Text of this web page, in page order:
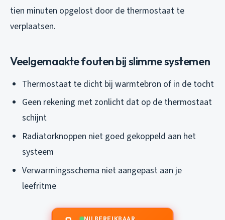
tien minuten opgelost door de thermostaat te
verplaatsen.
Veelgemaakte fouten bij slimme systemen
Thermostaat te dicht bij warmtebron of in de tocht
Geen rekening met zonlicht dat op de thermostaat
schijnt
Radiatorknoppen niet goed gekoppeld aan het
systeem
Verwarmingsschema niet aangepast aan je
leefritme